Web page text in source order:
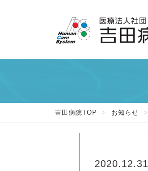
吉田病院TOP > お知らせ >
2020.12.31